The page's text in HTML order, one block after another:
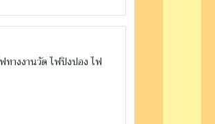
ทางงานวัด ไฟปิงปอง ไฟ